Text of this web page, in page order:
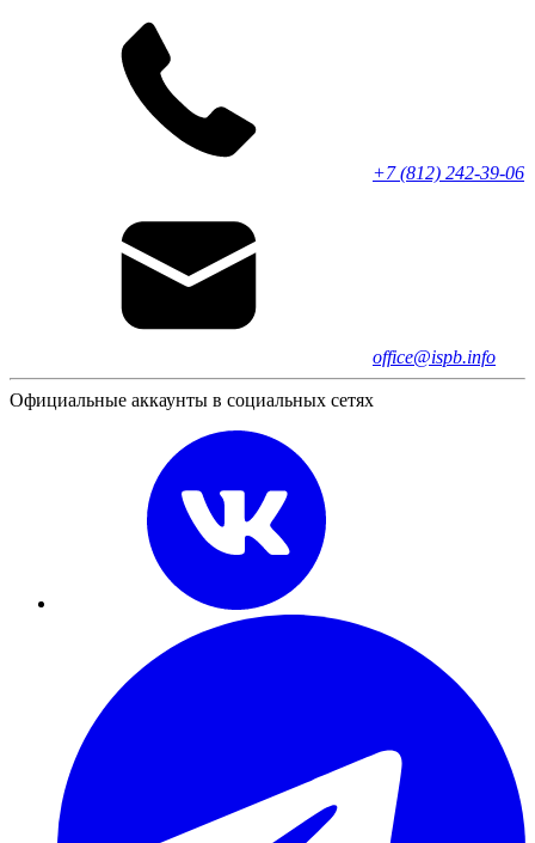
+7 (812) 242-39-06
office@ispb.info
Официальные аккаунты в социальных сетях